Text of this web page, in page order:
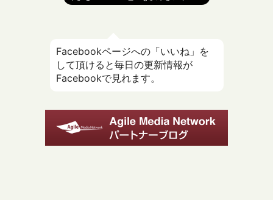
Facebookページへの「いいね」を
して頂けると毎日の更新情報が
Facebookで見れます。